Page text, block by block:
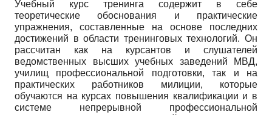
Учебный курс тренинга содержит в себе
теоретические обоснования и практические
упражнения, составленные на основе последних
достижений в области тренинговых технологий. Он
рассчитан как на курсантов и слушателей
ведомственных высших учебных заведений МВД,
училищ профессиональной подготовки, так и на
практических работников милиции, которые
обучаются на курсах повышения квалификации и в
системе непрерывной профессиональной